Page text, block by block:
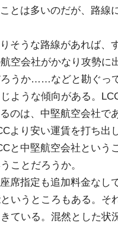
とは多いのだが、路線
そうな路線があれば、
空会社がかなり攻勢に
うか……などと勘ぐっ
ような傾向がある。
のは、中堅航空会社で
より安い運賃を打ち出
と中堅航空会社という
ことだろうか。
席指定も追加料金なし
いうところもある。そ
ている。混然とした状